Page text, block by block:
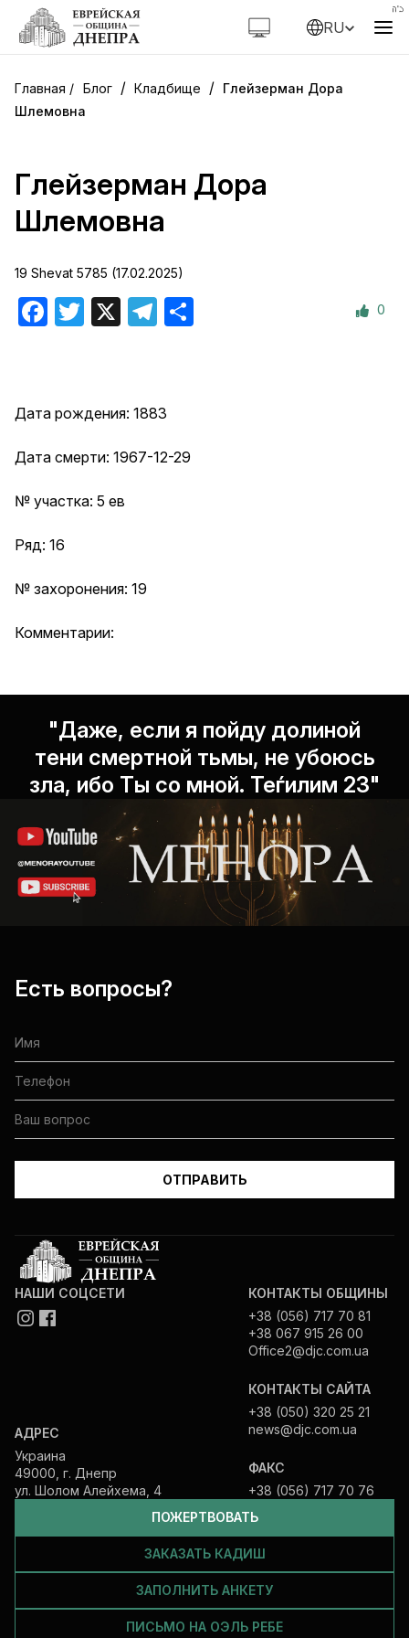
RU
Блог / Кладбище / Глейзерман Дора
Шлемовна
Глейзерман Дора
Шлемовна
19 Shevat 5785 (17.02.2025)
Facebook
Twitter Telegram 0
Дата рождения: 1883
Дата смерти: 1967-12-29
№ участка: 5 ев
Ряд: 16
№ захоронения: 19
Комментарии:
"Даже, если я пойду долиной
тени смертной тьмы, не убоюсь
зла, ибо Ты со мной. Теѓилим 23"
Есть вопросы?
ПОЖЕРТВОВАТЬ
ЗАКАЗАТЬ КАДИШ
ЗАПОЛНИТЬ АНКЕТУ
ПИСЬМО НА ОЭЛЬ РЕБЕ
НАШИ СОЦСЕТИ
АДРЕС
Украина
49000, г. Днепр
ул. Шолом Алейхема, 4
КОНТАКТЫ ОБЩИНЫ
+38 (056) 717 70 81
+38 067 915 26 00
Office2@djc.com.ua
КОНТАКТЫ САЙТА
+38 (050) 320 25 21
news@djc.com.ua
ФАКС
+38 (056) 717 70 76